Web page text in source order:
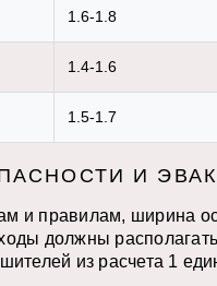
1.6-1.8
1.4-1.6
1.5-1.7
И
и правилам, ширина
должны
из расчета 1